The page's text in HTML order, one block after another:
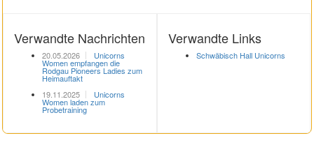
Verwandte Nachrichten
20.05.2026 Unicorns
Women empfangen die
Rodgau Pioneers Ladies zum
Heimauftakt
19.11.2025
Unicorns
Women laden zum
Probetraining
Verwandte Links
Schwäbisch Hall Unicorns